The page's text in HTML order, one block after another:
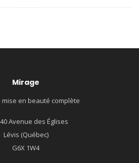
Mirage
mise en beauté complète
Avenue des Églises
Lévis (Québec)
G6X 1W4